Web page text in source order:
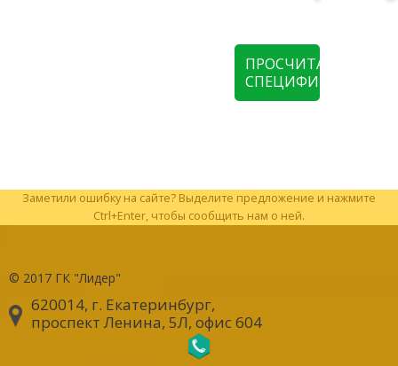
ПРОСЧИТАТЬ
СПЕЦИФИКАЦИЮ
Заметили ошибку на сайте? Выделите предложение и нажмите
Ctrl+Enter, чтобы сообщить нам о ней.
© 2017 ГК "Лидер"
620014, г. Екатеринбург,
проспект Ленина, 5Л, офис 604